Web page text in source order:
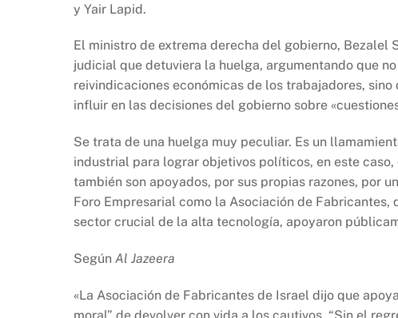
y Yair Lapid.
El ministro de extrema derecha del gobierno,
judicial que detuviera la huelga, argumentando que
reivindicaciones económicas de los trabajadores,
influir en las decisiones del gobierno sobre
Se trata de una huelga muy peculiar. Es un
industrial para lograr objetivos políticos, en este
también son apoyados, por sus propias razones, por
Foro Empresarial como la Asociación de
sector crucial de la alta tecnología, apoyaron
Según Al Jazeera
«La Asociación de Fabricantes de Israel dijo que